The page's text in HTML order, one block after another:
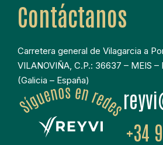
Contáctanos
Carretera general de Vilagarcia a
VILANOVIÑA, C.P.: 36637 – MEIS –
(Galicia – España)
+34